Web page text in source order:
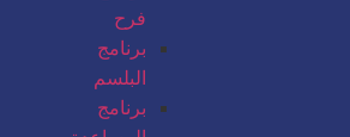
فرح
برنامج
البلسم
برنامج